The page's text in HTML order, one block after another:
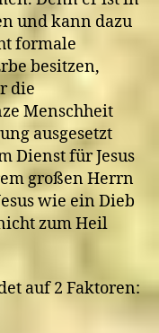
und kann dazu
formale
besitzen,
die
Menschheit
ausgesetzt
Dienst für Jesus
großen Herrn
wie ein Dieb
zum Heil
auf 2 Faktoren: